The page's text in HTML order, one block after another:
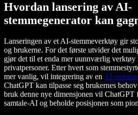
Hvordan lansering av AI-
stemmegenerator kan
Lanseringen av et AI-stemmeverktøy gir
og brukerne. For det første utvider det
gjør det til et enda mer uunnværlig verktøy
privatpersoner. Etter hvert som
mer vanlig, vil integrering av en AI-
ChatGPT kan tilpasse seg brukernes
bruk denne nye dimensjonen vil ChatGPT
samtale-AI og beholde posisjonen som